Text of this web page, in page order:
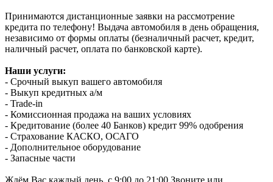
Принимаются дистанционные заявки на рассмотрение
кредита по телефону! Выдача автомобиля в день обращения,
независимо от формы оплаты (безналичный расчет, кредит,
наличный расчет, оплата по банковской карте).
Наши услуги:
- Срочный выкуп вашего автомобиля
- Выкуп кредитных а/м
- Trade-in
- Комиссионная продажа на ваших условиях
- Кредитование (более 40 Банков) кредит 99% одобрения
- Страхование КАСКО, ОСАГО
- Дополнительное оборудование
- Запасные части
Ждём Вас каждый день, с 9:00 до 21:00 Звоните или